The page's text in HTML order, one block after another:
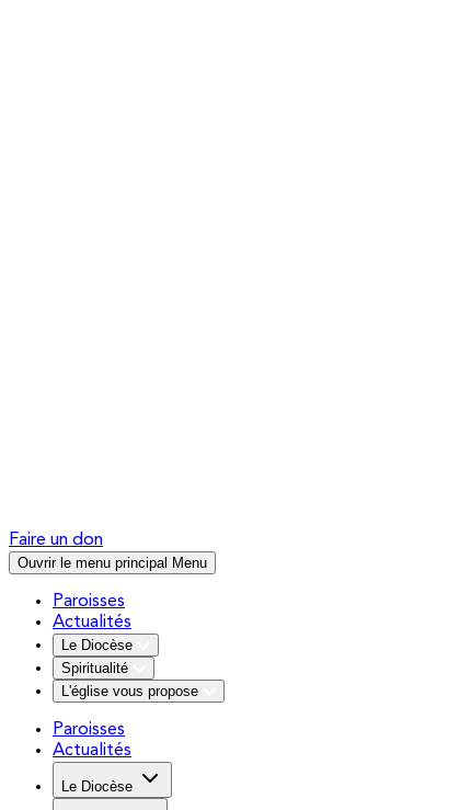
Faire un don
Ouvrir le menu principal Menu
Paroisses
Actualités
Le Diocèse
Spiritualité
L'église vous propose
Paroisses
Actualités
Le Diocèse